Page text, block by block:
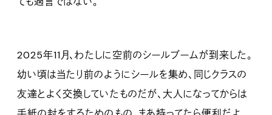
2025年11月、わたしに空前のシールブームが到来した。
幼い頃は当たり前のようにシールを集め、同じクラスの
友達とよく交換していたものだが、大人になってからは